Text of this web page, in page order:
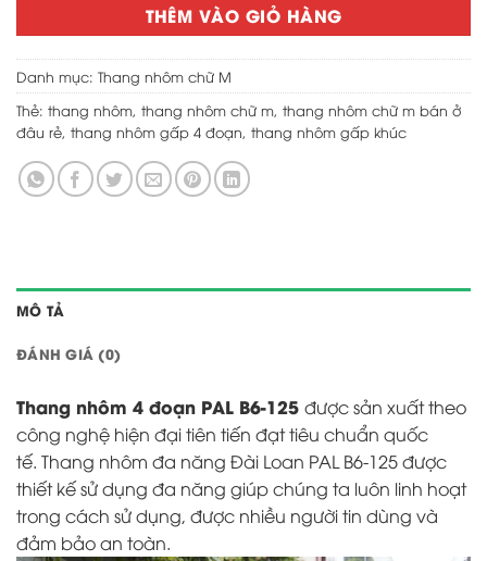
THÊM VÀO GIỎ HÀNG
Danh mục: Thang nhôm chữ M
Thẻ: thang nhôm, thang nhôm chữ m, thang nhôm chữ m bán ở
đâu rẻ, thang nhôm gấp 4 đoạn, thang nhôm gấp khúc
MÔ TẢ
ĐÁNH GIÁ (0)
Thang nhôm 4 đoạn PAL B6-125 được sản xuất theo
công nghệ hiện đại tiên tiến đạt tiêu chuẩn quốc
tế. Thang nhôm đa năng Đài Loan PAL B6-125 được
thiết kế sử dụng đa năng giúp chúng ta luôn linh hoạt
trong cách sử dụng, được nhiều người tin dùng và
đảm bảo an toàn.